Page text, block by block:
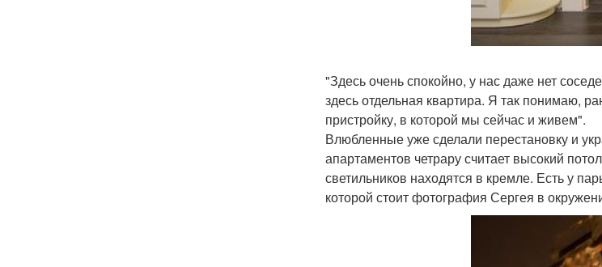
"Здесь очень спокойно, у нас даже нет
здесь отдельная квартира. Я так понимаю,
пристройку, в которой мы сейчас и живем".
Влюбленные уже сделали перестановку и
апартаментов четрару считает высокий
светильников находятся в кремле. Есть у
которой стоит фотография Сергея в